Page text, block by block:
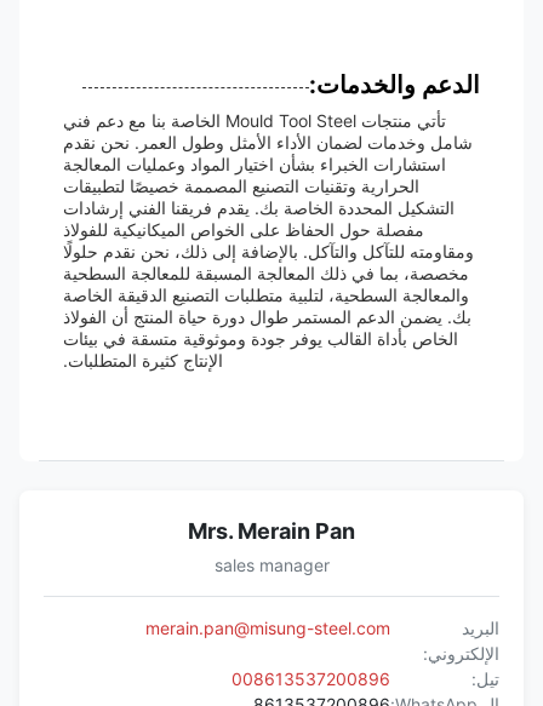
الدعم والخدمات:
تأتي منتجات Mould Tool Steel الخاصة بنا مع دعم فني
شامل وخدمات لضمان الأداء الأمثل وطول العمر. نحن نقدم
استشارات الخبراء بشأن اختيار المواد وعمليات المعالجة
الحرارية وتقنيات التصنيع المصممة خصيصًا لتطبيقات
التشكيل المحددة الخاصة بك. يقدم فريقنا الفني إرشادات
مفصلة حول الحفاظ على الخواص الميكانيكية للفولاذ
ومقاومته للتآكل والتآكل. بالإضافة إلى ذلك، نحن نقدم حلولًا
مخصصة، بما في ذلك المعالجة المسبقة للمعالجة السطحية
والمعالجة السطحية، لتلبية متطلبات التصنيع الدقيقة الخاصة
بك. يضمن الدعم المستمر طوال دورة حياة المنتج أن الفولاذ
الخاص بأداة القالب يوفر جودة وموثوقية متسقة في بيئات
الإنتاج كثيرة المتطلبات.
Mrs. Merain Pan
sales manager
الإلكتروني:
merain.pan@misung-steel.com
008613537200896